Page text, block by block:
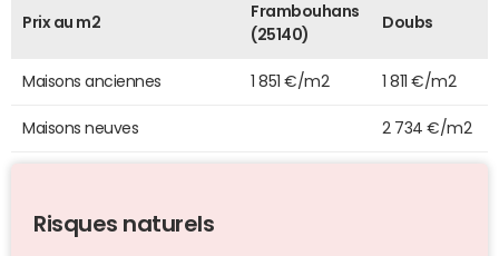
Prix au m2
Frambouhans
(25140)
Doubs
Maisons anciennes 1 851 €/m2 1 811 €/m2
Maisons neuves 2 734 €/m2
Risques naturels